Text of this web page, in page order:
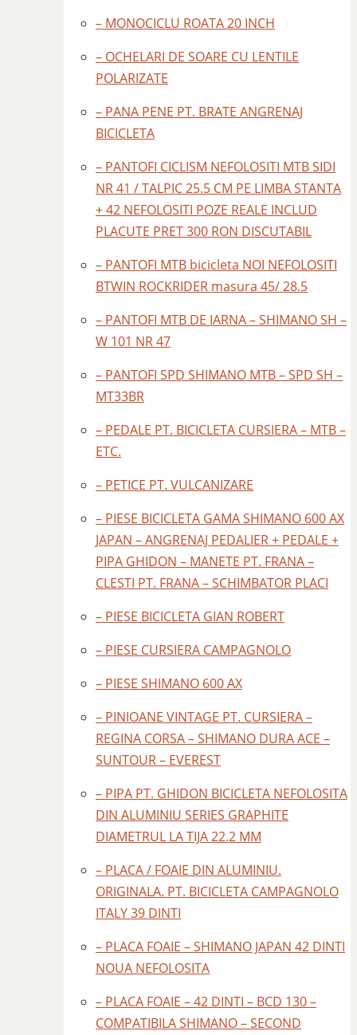
– MONOCICLU ROATA 20 INCH
– OCHELARI DE SOARE CU LENTILE
POLARIZATE
– PANA PENE PT. BRATE ANGRENAJ
BICICLETA
– PANTOFI CICLISM NEFOLOSITI MTB SIDI
NR 41 / TALPIC 25.5 CM PE LIMBA STANTA
+ 42 NEFOLOSITI POZE REALE INCLUD
PLACUTE PRET 300 RON DISCUTABIL
– PANTOFI MTB bicicleta NOI NEFOLOSITI
BTWIN ROCKRIDER masura 45/ 28.5
– PANTOFI MTB DE IARNA – SHIMANO SH –
W 101 NR 47
– PANTOFI SPD SHIMANO MTB – SPD SH –
MT33BR
– PEDALE PT. BICICLETA CURSIERA – MTB –
ETC.
– PETICE PT. VULCANIZARE
– PIESE BICICLETA GAMA SHIMANO 600 AX
JAPAN – ANGRENAJ PEDALIER + PEDALE +
PIPA GHIDON – MANETE PT. FRANA –
CLESTI PT. FRANA – SCHIMBATOR PLACI
– PIESE BICICLETA GIAN ROBERT
– PIESE CURSIERA CAMPAGNOLO
– PIESE SHIMANO 600 AX
– PINIOANE VINTAGE PT. CURSIERA –
REGINA CORSA – SHIMANO DURA ACE –
SUNTOUR – EVEREST
– PIPA PT. GHIDON BICICLETA NEFOLOSITA
DIN ALUMINIU SERIES GRAPHITE
DIAMETRUL LA TIJA 22.2 MM
– PLACA / FOAIE DIN ALUMINIU.
ORIGINALA. PT. BICICLETA CAMPAGNOLO
ITALY 39 DINTI
– PLACA FOAIE – SHIMANO JAPAN 42 DINTI
NOUA NEFOLOSITA
– PLACA FOAIE – 42 DINTI – BCD 130 –
COMPATIBILA SHIMANO – SECOND